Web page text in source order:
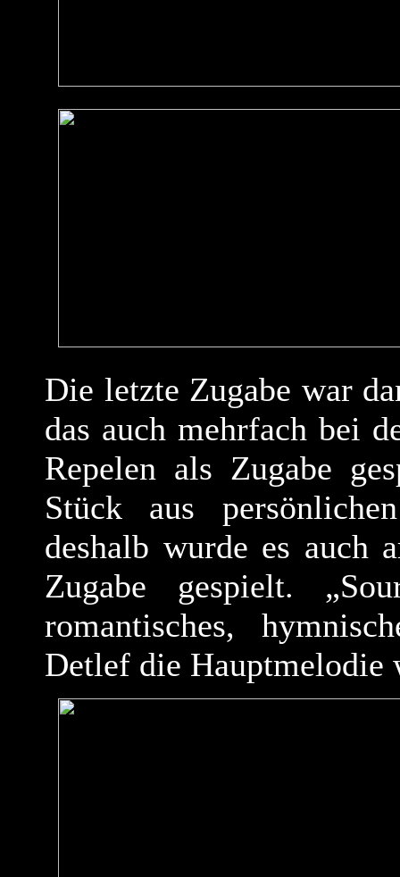
Die letzte Zugabe war
das auch mehrfach bei
Repelen als Zugabe
Stück aus
deshalb wurde es auch
Zugabe gespielt.
romantisches,
Detlef die Hauptmelodie